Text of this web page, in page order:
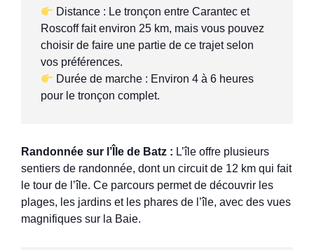
Distance : Le tronçon entre Carantec et
Roscoff fait environ 25 km, mais vous pouvez
choisir de faire une partie de ce trajet selon
Durée de marche : Environ 4 à 6 heures
pour le tronçon complet.
Randonnée sur l’Île de Batz : L’île offre plusieurs
sentiers de randonnée, dont un circuit de 12 km qui fait
le tour de l’île. Ce parcours permet de découvrir les
plages, les jardins et les phares de l’île, avec des vues
magnifiques sur la Baie.